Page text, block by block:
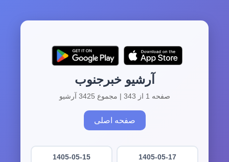
آرشیو خبرجنوب
صفحه 1 از 343 | مجموع 3425 آرشیو
صفحه اصلی
1405-05-17
1405-05-15